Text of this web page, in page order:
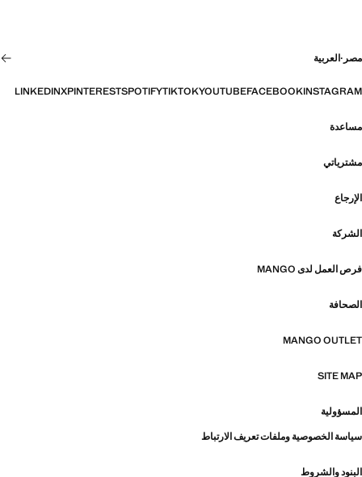
مصر ·العربية
INSTAGRAM
FACEBOOK
YOUTUBE
TIKTOK
SPOTIFY
PINTEREST
X
LINKEDIN
مساعدة
مشترياتي
الإرجاع
الشركة
فرص العمل لدى MANGO
الصحافة
MANGO OUTLET
SITE MAP
المسؤولية
سياسة الخصوصية وملفات تعريف الارتباط
البنود والشروط